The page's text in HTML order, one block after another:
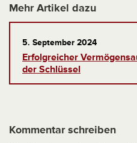
Mehr Artikel dazu
5. September 2024
Erfolgreicher
der Schlüssel
Kommentar schreiben